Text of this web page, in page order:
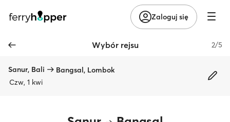
Zaloguj się
Wybór rejsu 2/5
Sanur, Bali
Bangsal, Lombok
Czw, 1 kwi